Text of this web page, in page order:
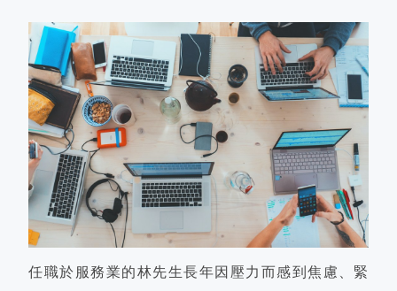
任職於服務業的林先生長年因壓力而感到焦慮、緊